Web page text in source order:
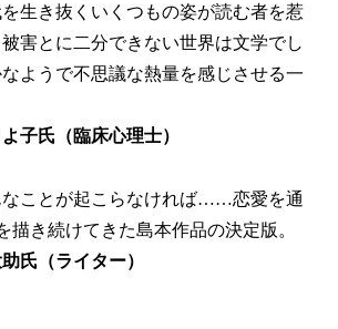
生き抜くいくつもの姿が読む者を惹
害とに二分できない世界は文学でし
ようで不思議な熱量を感じさせる一
子氏（臨床心理士）
なことが起こらなければ……恋愛を通
描き続けてきた島本作品の決定版。
氏（ライター）